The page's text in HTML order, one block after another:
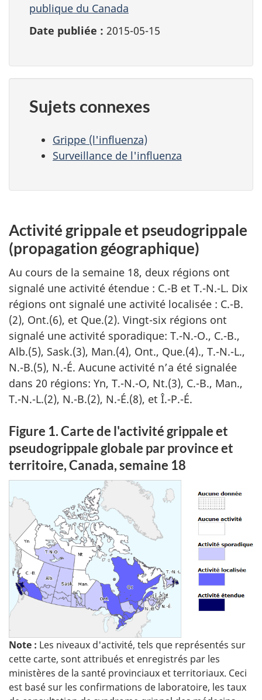
publique du Canada
Date publiée : 2015-05-15
Sujets connexes
Grippe (l'influenza)
Surveillance de l'influenza
Activité grippale et pseudogrippale
(propagation géographique)
Au cours de la semaine 18, deux régions ont
signalé une activité étendue : C.-B et T.-N.-L. Dix
régions ont signalé une activité localisée : C.-B.
(2), Ont.(6), et Que.(2). Vingt-six régions ont
signalé une activité sporadique: T.-N.-O., C.-B.,
Alb.(5), Sask.(3), Man.(4), Ont., Que.(4)., T.-N.-L.,
N.-B.(5), N.-É. Aucune activité n’a été signalée
dans 20 régions: Yn, T.-N.-O, Nt.(3), C.-B., Man.,
T.-N.-L.(2), N.-B.(2), N.-É.(8), et Î.-P.-É.
Figure 1. Carte de l'activité grippale et
pseudogrippale globale par province et
territoire, Canada, semaine 18
Note : Les niveaux d'activité, tels que représentés sur
cette carte, sont attribués et enregistrés par les
ministères de la santé provinciaux et territoriaux. Ceci
est basé sur les confirmations de laboratoire, les taux